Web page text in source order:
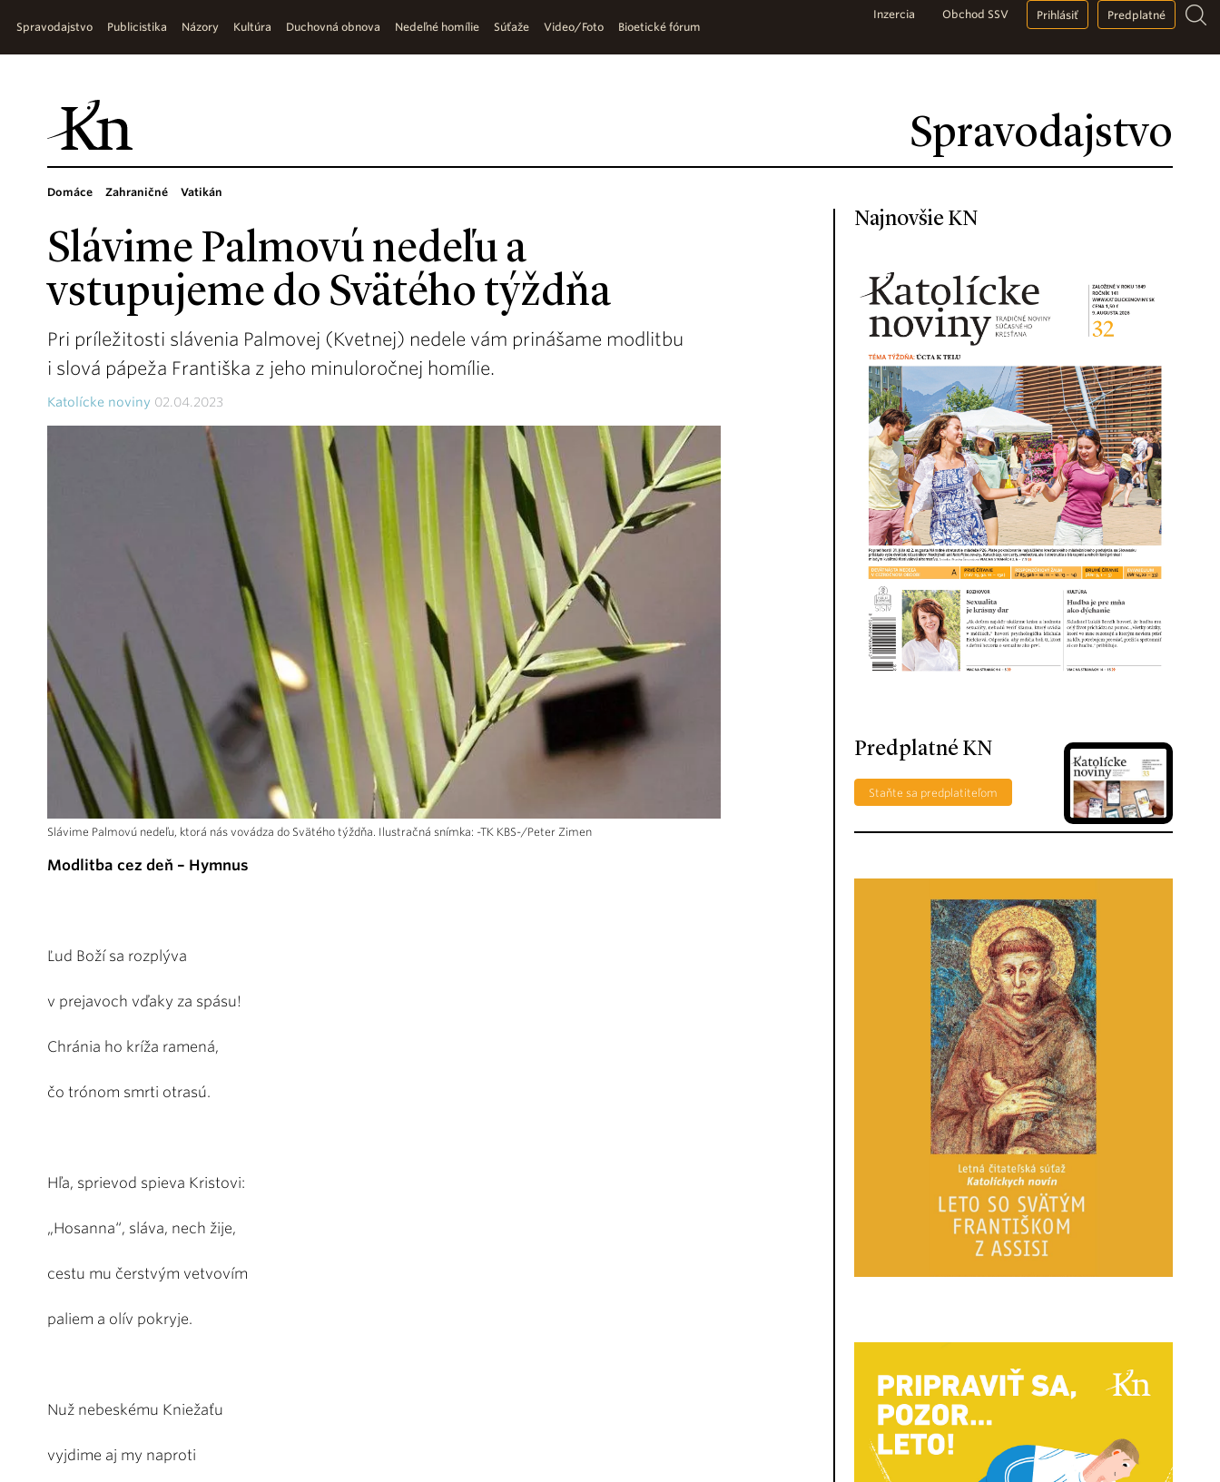
Spravodajstvo
Spravodajstvo Publicistika Názory Kultúra Duchovná obnova Nedeľné homílie Súťaže Video/Foto Bioetické fórum
Inzercia Obchod SSV Prihlásiť Predplatné
Domáce Zahraničné Vatikán
Slávime Palmovú nedeľu a
vstupujeme do Svätého týždňa
Pri príležitosti slávenia Palmovej (Kvetnej) nedele vám prinášame modlitbu
i slová pápeža Františka z jeho minuloročnej homílie.
Katolícke noviny 02.04.2023
Slávime Palmovú nedeľu, ktorá nás vovádza do Svätého týždňa. Ilustračná snímka: -TK KBS-/Peter Zimen
Modlitba cez deň – Hymnus
Ľud Boží sa rozplýva
v prejavoch vďaky za spásu!
Chránia ho kríža ramená,
čo trónom smrti otrasú.
Hľa, sprievod spieva Kristovi:
„Hosanna“, sláva, nech žije,
cestu mu čerstvým vetvovím
paliem a olív pokryje.
Nuž nebeskému Kniežaťu
vyjdime aj my naproti
Najnovšie KN
Predplatné KN
Staňte sa predplatiteľom